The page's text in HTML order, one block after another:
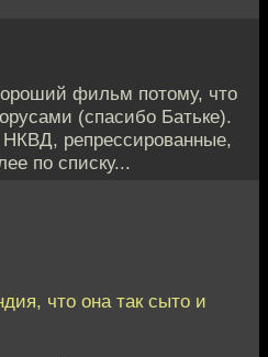
фильм потому, что
(спасибо Батьке).
репрессированные,
по списку...
что она так сыто и